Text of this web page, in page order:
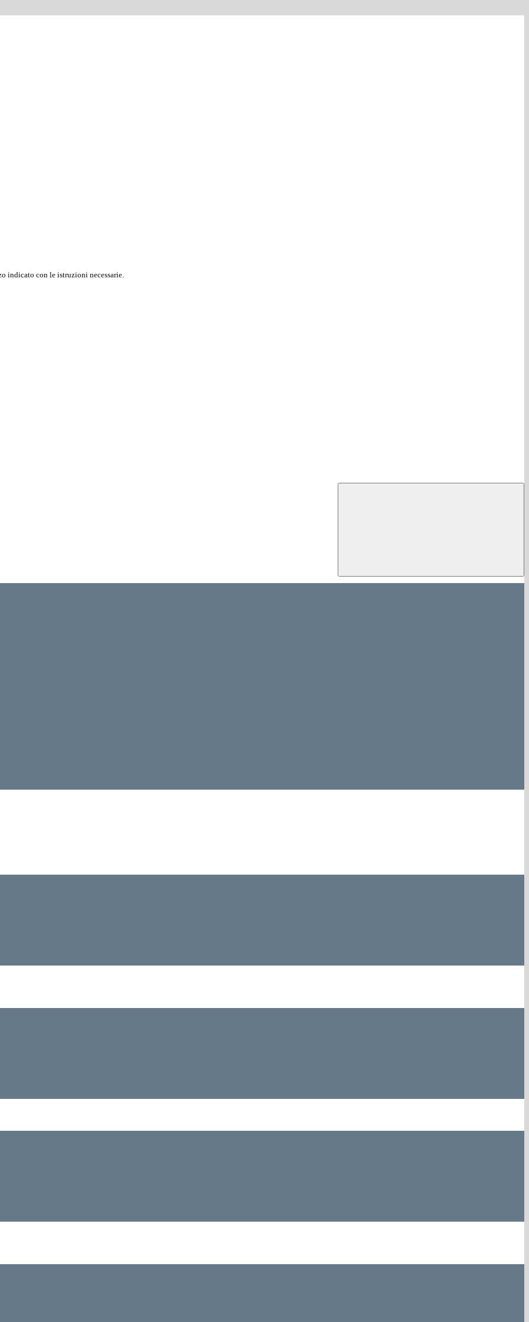
indicato con le istruzioni necessarie.